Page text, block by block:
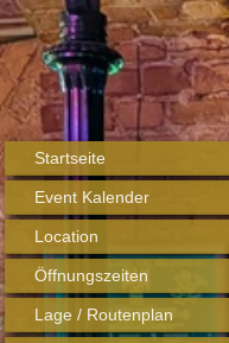
Startseite
Event Kalender
Location
Öffnungszeiten
Lage / Routenplan